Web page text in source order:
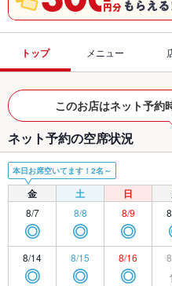
トップ メニュー
このお店はネット予約
ネット予約の空席状況
本日お席空いてます！2名～
金 土 日
8/7
◎
8/8
◎
8/9
◎
8/14
◎
8/15
◎
8/16
◎